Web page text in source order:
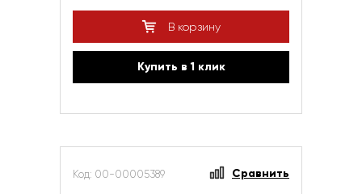
В корзину
Купить в 1 клик
Код: 00-00005389 Сравнить